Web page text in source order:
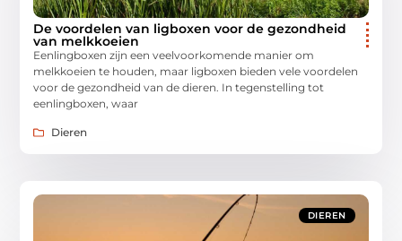
De voordelen van ligboxen voor de gezondheid
van melkkoeien
Eenlingboxen zijn een veelvoorkomende manier om
melkkoeien te houden, maar ligboxen bieden vele voordelen
voor de gezondheid van de dieren. In tegenstelling tot
eenlingboxen, waar
Dieren
DIEREN